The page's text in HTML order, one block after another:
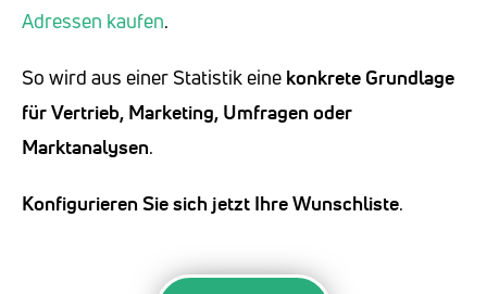
Adressen kaufen.
So wird aus einer Statistik eine konkrete Grundlage
für Vertrieb, Marketing, Umfragen oder
Marktanalysen.
Konfigurieren Sie sich jetzt Ihre Wunschliste.